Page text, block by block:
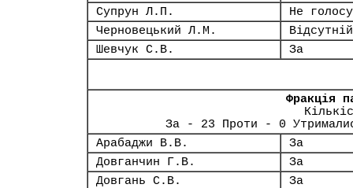
Супрун Л.П.
Не
Черновецький Л.М.
Відсутній
Шевчук С.В.
За
Фракція
За - 23 Проти - 0
Арабаджи В.В.
За
Довганчин Г.В.
За
Довгань С.В.
За